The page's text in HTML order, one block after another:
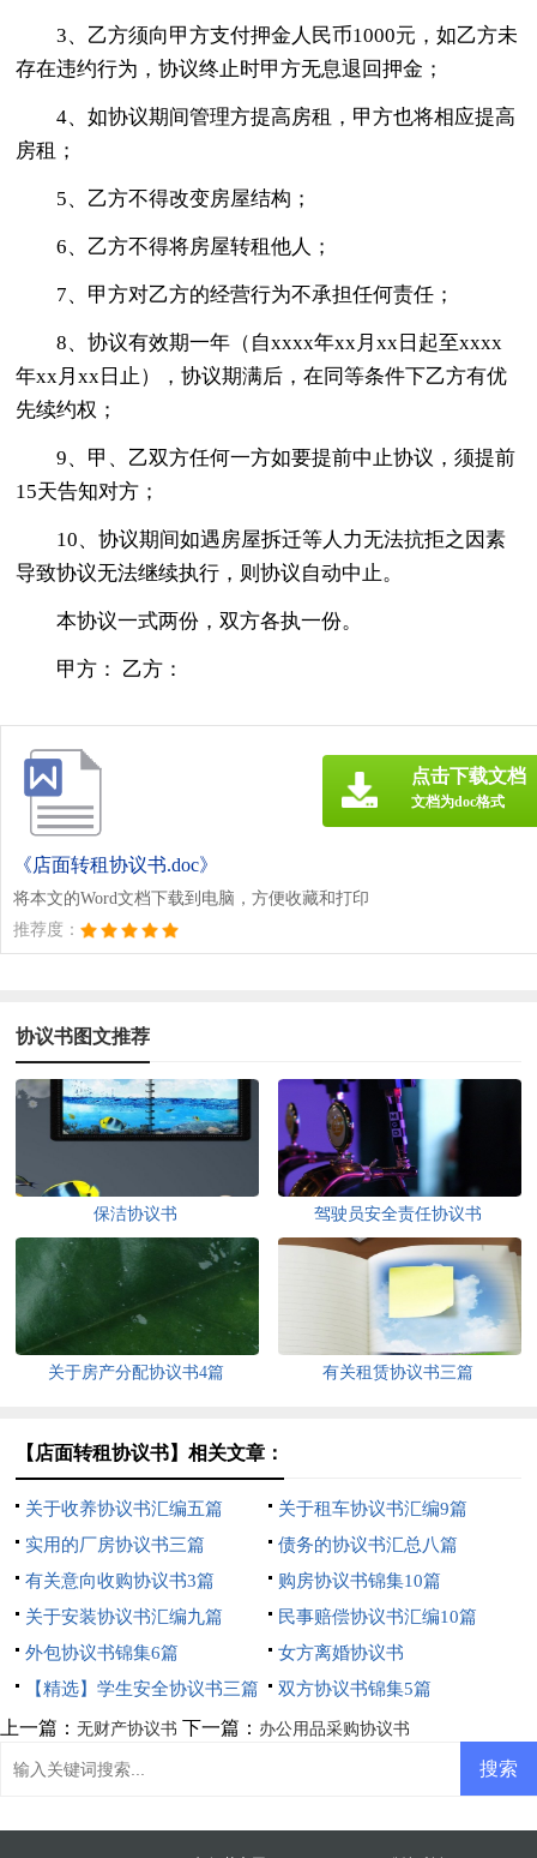
3、乙方须向甲方支付押金人民币1000元，如乙方未
存在违约行为，协议终止时甲方无息退回押金；
4、如协议期间管理方提高房租，甲方也将相应提高
房租；
5、乙方不得改变房屋结构；
6、乙方不得将房屋转租他人；
7、甲方对乙方的经营行为不承担任何责任；
8、协议有效期一年（自xxxx年xx月xx日起至xxxx
年xx月xx日止），协议期满后，在同等条件下乙方有优
先续约权；
9、甲、乙双方任何一方如要提前中止协议，须提前
15天告知对方；
10、协议期间如遇房屋拆迁等人力无法抗拒之因素
导致协议无法继续执行，则协议自动中止。
本协议一式两份，双方各执一份。
甲方： 乙方：
《店面转租协议书.doc》
将本文的Word文档下载到电脑，方便收藏和打印
推荐度：
点击下载文档
文档为doc格式
协议书图文推荐
保洁协议书 驾驶员安全责任协议书
关于房产分配协议书4篇 有关租赁协议书三篇
【店面转租协议书】相关文章：
关于收养协议书汇编五篇
关于租车协议书汇编9篇
实用的厂房协议书三篇
债务的协议书汇总八篇
有关意向收购协议书3篇
购房协议书锦集10篇
关于安装协议书汇编九篇
民事赔偿协议书汇编10篇
外包协议书锦集6篇
女方离婚协议书
【精选】学生安全协议书三篇
双方协议书锦集5篇
上一篇： 无财产协议书 下一篇： 办公用品采购协议书